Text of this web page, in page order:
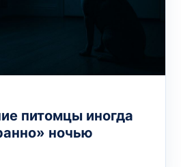
питомцы иногда
ночью